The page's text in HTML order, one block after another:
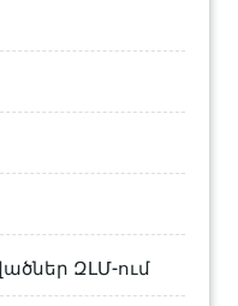
ԶԼՄ-ում